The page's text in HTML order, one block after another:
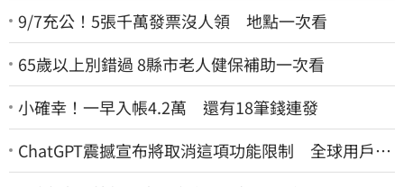
9/7充公！5張千萬發票沒人領 地點一次看
65歲以上別錯過 8縣市老人健保補助一次看
小確幸！一早入帳4.2萬 還有18筆錢連發
ChatGPT震撼宣布將取消這項功能限制 全球用戶即
刻起「免費」用到飽